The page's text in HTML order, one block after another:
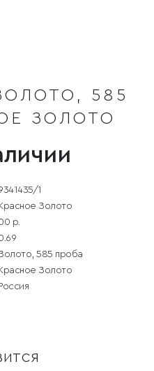
585
ЗОЛОТО
1
Красное Золото
р.
585 проба
Красное Золото
Россия